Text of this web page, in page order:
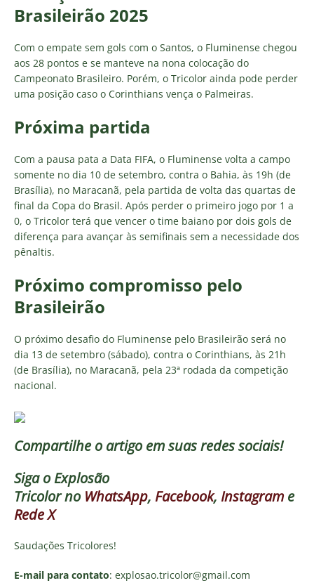
Brasileirão 2025
Com o empate sem gols com o Santos, o Fluminense chegou
aos 28 pontos e se manteve na nona colocação do
Campeonato Brasileiro. Porém, o Tricolor ainda pode perder
uma posição caso o Corinthians vença o Palmeiras.
Próxima partida
Com a pausa pata a Data FIFA, o Fluminense volta a campo
somente no dia 10 de setembro, contra o Bahia, às 19h (de
Brasília), no Maracanã, pela partida de volta das quartas de
final da Copa do Brasil. Após perder o primeiro jogo por 1 a
0, o Tricolor terá que vencer o time baiano por dois gols de
diferença para avançar às semifinais sem a necessidade dos
pênaltis.
Próximo compromisso pelo
Brasileirão
O próximo desafio do Fluminense pelo Brasileirão será no
dia 13 de setembro (sábado), contra o Corinthians, às 21h
(de Brasília), no Maracanã, pela 23ª rodada da competição
nacional.
Compartilhe o artigo em suas redes sociais!
Siga oExplosão
Tricolorno WhatsApp, Facebook, Instagram e
Rede X
Saudações Tricolores!
E-mail para contato: explosao.tricolor@gmail.com